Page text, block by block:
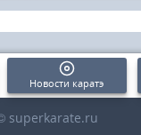
Новости каратэ
superkarate.ru